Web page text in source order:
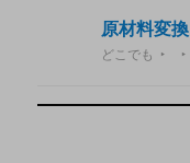
原材料変換
どこでも